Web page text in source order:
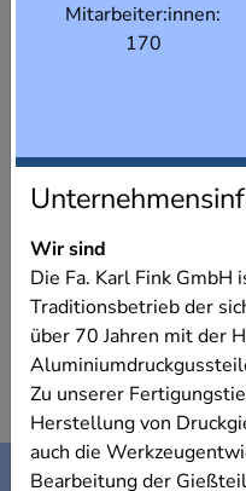
Mitarbeiter:innen:
170
Wir sind
Die Fa. Karl Fink
Traditionsbetrieb der
über 70 Jahren mit der
Zu unserer
Herstellung von
auch die
Bearbeitung der
Kontakt